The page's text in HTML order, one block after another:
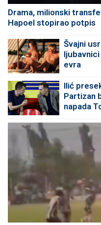
Drama, milionski
Hapoel stopirao potpis
Švajni
evra
Ilić
Partizan
napada